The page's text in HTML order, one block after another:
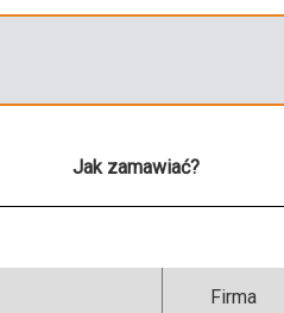
Jak zamawiać?
Firma